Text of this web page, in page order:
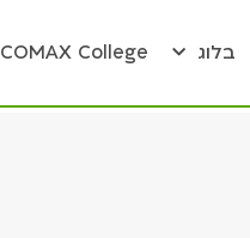
בלוג COMAX College